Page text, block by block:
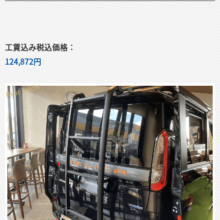
工賃込み税込価格：
124,872円
Rear ladder